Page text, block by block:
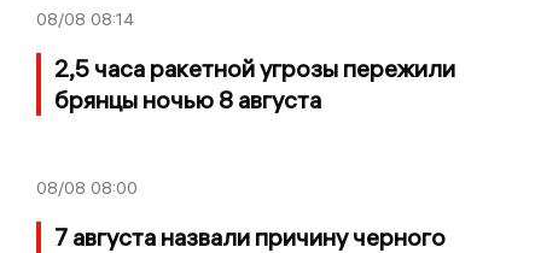
08/08 08:14
2,5 часа ракетной угрозы пережили
брянцы ночью 8 августа
08/08 08:00
7 августа назвали причину черного